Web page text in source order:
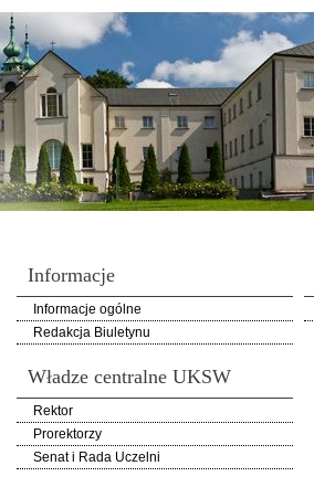
Informacje
Informacje ogólne
Redakcja Biuletynu
Władze centralne UKSW
Rektor
Prorektorzy
Senat i Rada Uczelni